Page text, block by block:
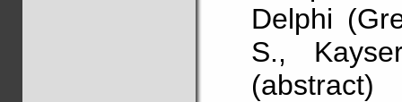
Delphi
S.,
(abstract)